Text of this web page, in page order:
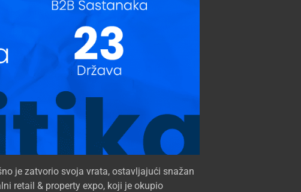
je zatvorio svoja vrata, ostavljajući snažan
retail & property expo, koji je okupio